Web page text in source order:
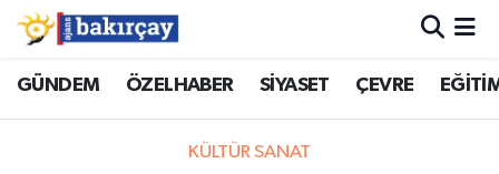
GÜNDEM ÖZELHABER SİYASET ÇEVRE
KÜLTÜR SANAT
İzmir Nöbetçi Eczaneler
İzmir Hava Durumu